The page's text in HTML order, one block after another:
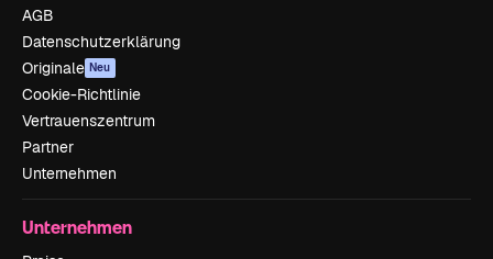
AGB
Datenschutzerklärung
Originale Neu
Cookie-Richtlinie
Vertrauenszentrum
Partner
Unternehmen
Unternehmen